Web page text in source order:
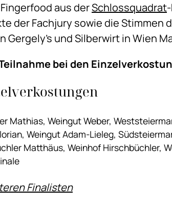
aus derSchlossquadrat
der Fachjury sowie die Stimmen
Gergely’s und Silberwirt in Wien
bei den
Mathias, Weingut Weber,
Weingut Adam-Lieleg,
Matthäus, Weinhof Hirschbüchler,
Finalisten